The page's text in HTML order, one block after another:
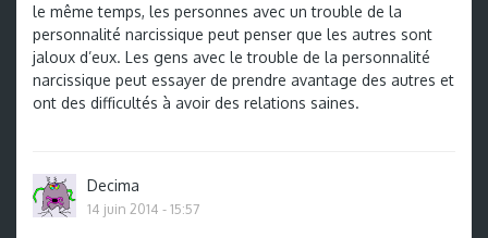
le même temps, les personnes avec un trouble de la
personnalité narcissique peut penser que les autres sont
jaloux d’eux. Les gens avec le trouble de la personnalité
narcissique peut essayer de prendre avantage des autres et
ont des difficultés à avoir des relations saines.
Decima
14 juin 2014 - 15:57